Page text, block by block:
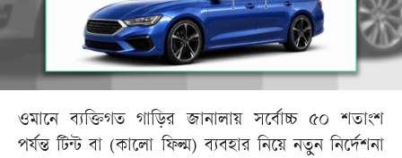
ওমানে ব্যক্তিগত গাড়ির জানালায় সর্বোচ্চ ৫০ শতাংশ
পর্যন্ত টিন্ট বা (কালো ফিল্ম) ব্যবহার নিয়ে নতুন নির্দেশনা